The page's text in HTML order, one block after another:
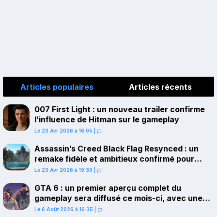
Articles populaires Articles récents
007 First Light : un nouveau trailer confirme
l’influence de Hitman sur le gameplay
Le 23 Avr 2026 à 16:05
Assassin’s Creed Black Flag Resynced : un
remake fidèle et ambitieux confirmé pour
juillet sur PS5
Le 23 Avr 2026 à 19:39
GTA 6 : un premier aperçu complet du
gameplay sera diffusé ce mois-ci, avec une
avant-première sur Netflix
Le 6 Août 2026 à 16:35